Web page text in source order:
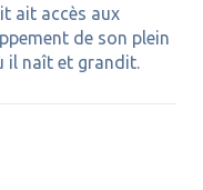
ait accès aux
de son plein
il naît et grandit.